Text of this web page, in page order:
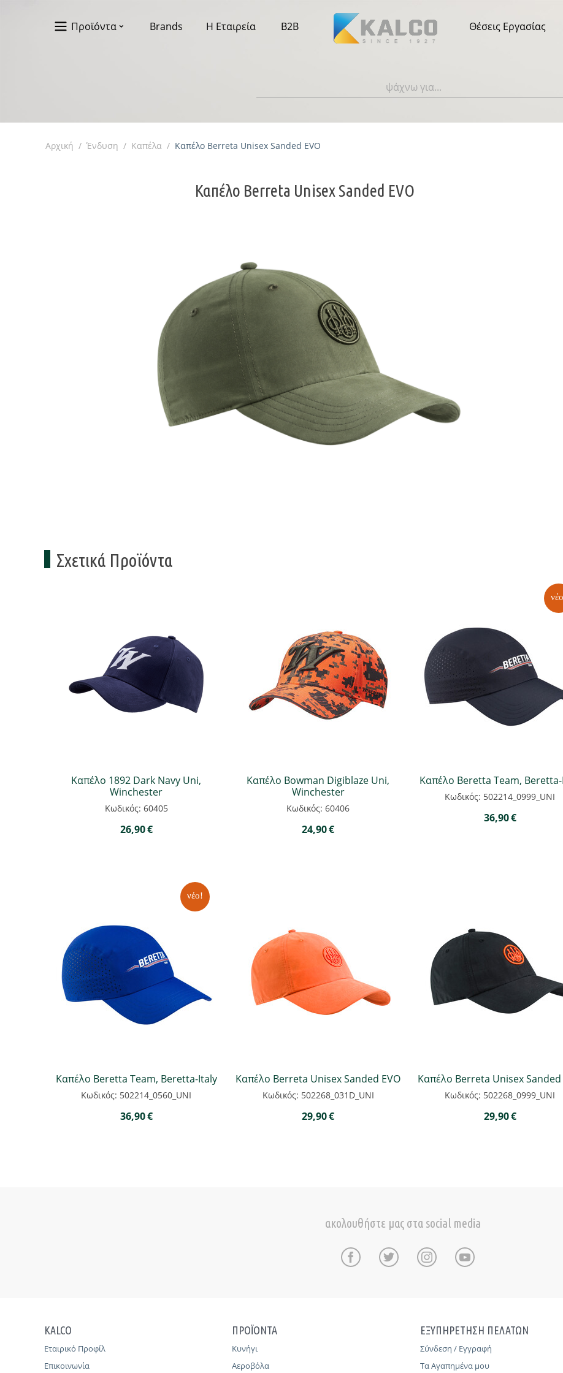
Προϊόντα Brands Η Εταιρεία B2B Θέσεις Εργασίας
Αρχική / Ένδυση / Καπέλα / Καπέλο Berreta Unisex Sanded EVO
Καπέλο Berreta Unisex Sanded EVO
Σχετικά Προϊόντα
Καπέλο 1892 Dark Navy Uni,
Winchester
Κωδικός: 60405
26,90€
Καπέλο Bowman Digiblaze Uni,
Winchester
Κωδικός: 60406
24,90€
Καπέλο Beretta Team,
Κωδικός: 502214_0999_UNI
36,90€
νέο!
Καπέλο Beretta Team, Beretta-Italy
Κωδικός: 502214_0560_UNI
36,90€
Καπέλο Berreta Unisex Sanded EVO
Κωδικός: 502268_031D_UNI
29,90€
Καπέλο Berreta Unisex Sanded
Κωδικός: 502268_0999_UNI
29,90€
ακολουθήστε μας στα social media
KALCO
Εταιρικό Προφίλ
Επικοινωνία
ΠΡΟΪΟΝΤΑ
Κυνήγι
Αεροβόλα
ΕΞΥΠΗΡΕΤΗΣΗ ΠΕΛΑΤΩΝ
Σύνδεση / Εγγραφή
Τα Αγαπημένα μου